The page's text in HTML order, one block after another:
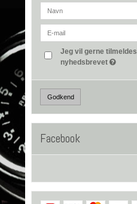
Jeg vil gerne tilmeldes
nyhedsbrevet
Godkend
Facebook